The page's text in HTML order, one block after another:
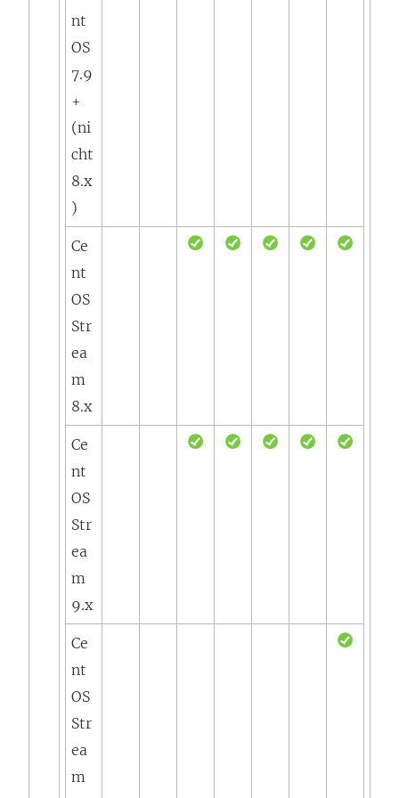
nt
OS
7.9
+
(ni
cht
8.x
)
Ce
nt
OS
Str
ea
m
8.x
Ce
nt
OS
Str
ea
m
9.x
Ce
nt
OS
Str
ea
m